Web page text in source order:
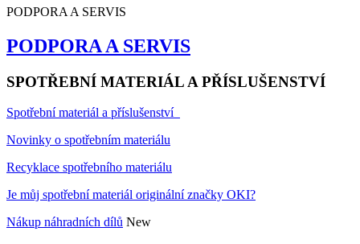
PODPORA A SERVIS
PODPORA A SERVIS
SPOTŘEBNÍ MATERIÁL A PŘÍSLUŠENSTVÍ
Spotřební materiál a příslušenství
Novinky o spotřebním materiálu
Recyklace spotřebního materiálu
Je můj spotřební materiál originální značky OKI?
Nákup náhradních dílů New